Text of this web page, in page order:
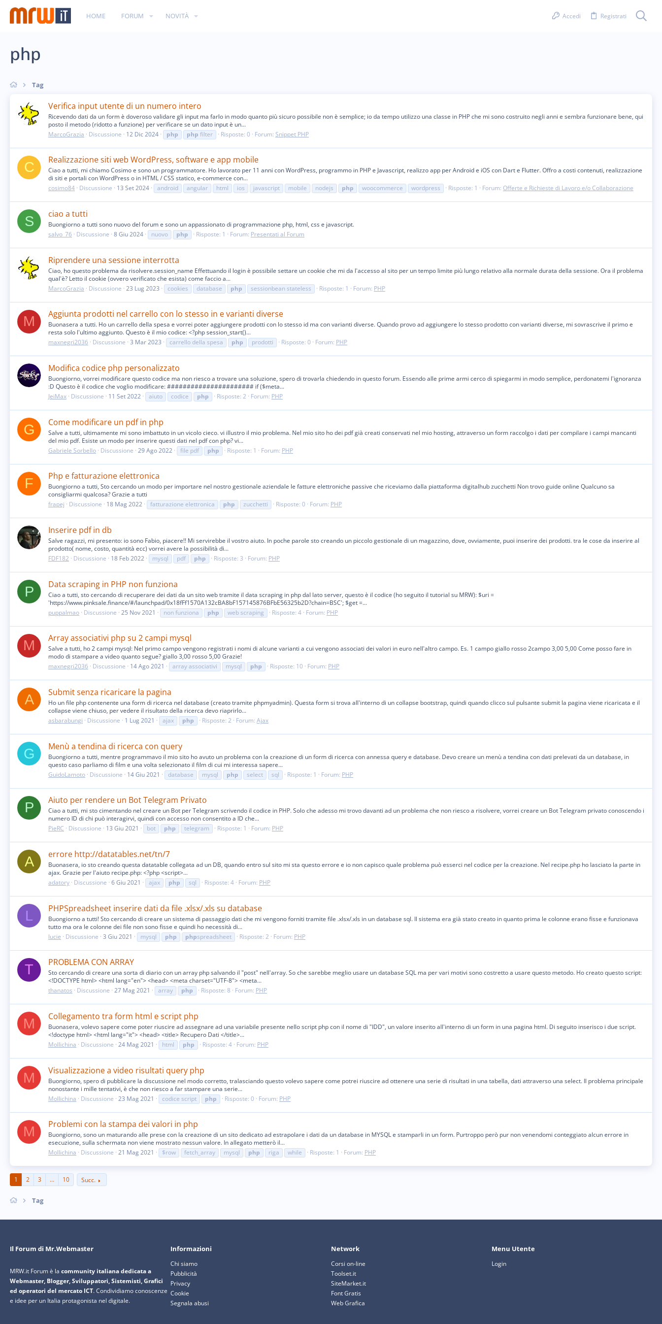
HOME FORUM NOVITÀ Accedi Registrati
php
Tag
Verifica input utente di un numero intero
Ricevendo dati da un form è doveroso validare gli input ma farlo in modo quanto più sicuro possibile non è semplice; io da tempo utilizzo una classe in PHP che mi sono costruito negli anni e sembra funzionare bene, qui
posto il metodo (ridotto a funzione) per verificare se un dato input è un...
MarcoGrazia
Discussione 12 Dic 2024 php php filter Risposte: 0 Forum: Snippet PHP
C Realizzazione siti web WordPress, software e app mobile
Ciao a tutti, mi chiamo Cosimo e sono un programmatore. Ho lavorato per 11 anni con WordPress, programmo in PHP e Javascript, realizzo app per Android e iOS con Dart e Flutter. Offro a costi contenuti, realizzazione
di siti e portali con WordPress o in HTML / CSS statico, e-commerce con...
cosimo84 Discussione 13 Set 2024 android angular html ios javascript mobile nodejs php woocommerce wordpress Risposte: 1 Forum: Offerte e Richieste di Lavoro e/o Collaborazione
S ciao a tutti
Buongiorno a tutti sono nuovo del forum e sono un appassionato di programmazione php, html, css e javascript.
salvo_76
Discussione 8 Giu 2024 nuovo php Risposte: 1 Forum: Presentati al Forum
Riprendere una sessione interrotta
Ciao, ho questo problema da risolvere.session_name Effettuando il login è possibile settare un cookie che mi da l'accesso al sito per un tempo limite più lungo relativo alla normale durata della sessione. Ora il problema
qual'è? Letto il cookie (ovvero verificato che esista) come faccio a...
MarcoGrazia
Discussione 23 Lug 2023 cookies database php sessionbean stateless Risposte: 1 Forum: PHP
M Aggiunta prodotti nel carrello con lo stesso in e varianti diverse
Buonasera a tutti. Ho un carrello della spesa e vorrei poter aggiungere prodotti con lo stesso id ma con varianti diverse. Quando provo ad aggiungere lo stesso prodotto con varianti diverse, mi sovrascrive il primo e
resta solo l'ultimo aggiunto. Questo è il mio codice: <?php session_start()...
maxnegri2036
Discussione 3 Mar 2023 carrello della spesa php prodotti Risposte: 0 Forum: PHP
Modifica codice php personalizzato
Buongiorno, vorrei modificare questo codice ma non riesco a trovare una soluzione, spero di trovarla chiedendo in questo forum. Essendo alle prime armi cerco di spiegarmi in modo semplice, perdonatemi l'ignoranza
:D Questo è il codice che voglio modificare: ###################### if ($meta...
JeiMax Discussione 11 Set 2022 aiuto codice php Risposte: 2 Forum: PHP
G Come modificare un pdf in php
Salve a tutti, ultimamente mi sono imbattuto in un vicolo cieco. vi illustro il mio problema. Nel mio sito ho dei pdf già creati conservati nel mio hosting, attraverso un form raccolgo i dati per compilare i campi mancanti
del mio pdf. Esiste un modo per inserire questi dati nel pdf con php? vi...
Gabriele Sorbello Discussione 29 Ago 2022 file pdf php Risposte: 1 Forum: PHP
F Php e fatturazione elettronica
Buongiorno a tutti, Sto cercando un modo per importare nel nostro gestionale aziendale le fatture elettroniche passive che riceviamo dalla piattaforma digitalhub zucchetti Non trovo guide online Qualcuno sa
consigliarmi qualcosa? Grazie a tutti
frapej
Discussione 18 Mag 2022 fatturazione elettronica php zucchetti Risposte: 0 Forum: PHP
Inserire pdf in db
Salve ragazzi, mi presento: io sono Fabio, piacere!! Mi servirebbe il vostro aiuto. In poche parole sto creando un piccolo gestionale di un magazzino, dove, ovviamente, puoi inserire dei prodotti. tra le cose da inserire al
prodotto( nome, costo, quantità ecc) vorrei avere la possibilità di...
FDF182
Discussione 18 Feb 2022 mysql pdf php Risposte: 3 Forum: PHP
P Data scraping in PHP non funziona
Ciao a tutti, sto cercando di recuperare dei dati da un sito web tramite il data scraping in php dal lato server, questo è il codice (ho seguito il tutorial su MRW): $uri =
'https://www.pinksale.finance/#/launchpad/0x18fFf1570A132cBA8bF157145876BFbE56325b2D?chain=BSC'; $get =...
puppalmao Discussione 25 Nov 2021 non funziona php web scraping Risposte: 4 Forum: PHP
M Array associativi php su 2 campi mysql
Salve a tutti, ho 2 campi mysql: Nel primo campo vengono registrati i nomi di alcune varianti a cui vengono associati dei valori in euro nell'altro campo. Es. 1 campo giallo rosso 2campo 3,00 5,00 Come posso fare in
modo di stampare a video quanto segue? giallo 3,00 rosso 5,00 Grazie!
maxnegri2036
Discussione 14 Ago 2021 array associativi mysql php Risposte: 10 Forum: PHP
A Submit senza ricaricare la pagina
Ho un file php contenente una form di ricerca nel database (creato tramite phpmyadmin). Questa form si trova all'interno di un collapse bootstrap, quindi quando clicco sul pulsante submit la pagina viene ricaricata e il
collapse viene chiuso, per vedere il risultato della ricerca devo riaprirlo...
asbarabungi
Discussione 1 Lug 2021 ajax php Risposte: 2 Forum: Ajax
G Menù a tendina di ricerca con query
Buongiorno a tutti, mentre programmavo il mio sito ho avuto un problema con la creazione di un form di ricerca con annessa query e database. Devo creare un menù a tendina con dati prelevati da un database, in
questo caso parliamo di film e una volta selezionato il film di cui mi interessa sapere...
GuidoLamoto Discussione 14 Giu 2021 database mysql php select sql Risposte: 1 Forum: PHP
P Aiuto per rendere un Bot Telegram Privato
Ciao a tutti, mi sto cimentando nel creare un Bot per Telegram scrivendo il codice in PHP. Solo che adesso mi trovo davanti ad un problema che non riesco a risolvere, vorrei creare un Bot Telegram privato conoscendo i
numero ID di chi può interagirvi, quindi con accesso non consentito a ID che...
PieRC
Discussione 13 Giu 2021 bot php telegram Risposte: 1 Forum: PHP
A errore http://datatables.net/tn/7
Buonasera, io sto creando questa datatable collegata ad un DB, quando entro sul sito mi sta questo errore e io non capisco quale problema può esserci nel codice per la creazione. Nel recipe.php ho lasciato la parte in
ajax. Grazie per l'aiuto recipe.php: <?php <script>...
adatory Discussione 6 Giu 2021 ajax php sql Risposte: 4 Forum: PHP
L PHPSpreadsheet inserire dati da file .xlsx/.xls su database
Buongiorno a tutti! Sto cercando di creare un sistema di passaggio dati che mi vengono forniti tramite file .xlsx/.xls in un database sql. Il sistema era già stato creato in quanto prima le colonne erano fisse e funzionava
tutto ma ora le colonne dei file non sono fisse e quindi ho necessità di...
lucie
Discussione 3 Giu 2021 mysql php phpspreadsheet Risposte: 2 Forum: PHP
T PROBLEMA CON ARRAY
Sto cercando di creare una sorta di diario con un array php salvando il "post" nell'array. So che sarebbe meglio usare un database SQL ma per vari motivi sono costretto a usare questo metodo. Ho creato questo script:
<!DOCTYPE html> <html lang="en"> <head> <meta charset="UTF-8"> <meta...
thanatos
Discussione 27 Mag 2021 array php Risposte: 8 Forum: PHP
M Collegamento tra form html e script php
Buonasera, volevo sapere come poter riuscire ad assegnare ad una variabile presente nello script php con il nome di "IDD", un valore inserito all'interno di un form in una pagina html. Di seguito inserisco i due script.
<!doctype html> <html lang="it"> <head> <title> Recupero Dati </title>...
Mollichina
Discussione 24 Mag 2021 html php Risposte: 4 Forum: PHP
M Visualizzazione a video risultati query php
Buongiorno, spero di pubblicare la discussione nel modo corretto, tralasciando questo volevo sapere come potrei riuscire ad ottenere una serie di risultati in una tabella, dati attraverso una select. Il problema principale
nonostante i mille tentativi, è che non riesco a far stampare una serie...
Mollichina
Discussione 23 Mag 2021 codice script php Risposte: 0 Forum: PHP
M Problemi con la stampa dei valori in php
Buongiorno, sono un maturando alle prese con la creazione di un sito dedicato ad estrapolare i dati da un database in MYSQL e stamparli in un form. Purtroppo però pur non venendomi conteggiato alcun errore in
esecuzione, sulla schermata non viene mostrato nessun valore. In allegato metterò il...
Mollichina
Discussione 21 Mag 2021 $row fetch_array mysql php riga while Risposte: 1 Forum: PHP
1 2 3 … 10 Succ.
Tag
Il Forum di Mr.Webmaster
MRW.it Forum è la community italiana dedicata a
Webmaster, Blogger, Sviluppatori, Sistemisti, Grafici
ed operatori del mercato ICT. Condividiamo conoscenze
e idee per un Italia protagonista nel digitale.
Informazioni
Chi siamo
Pubblicità
Privacy
Cookie
Segnala abusi
Network
Corsi on-line
Toolset.it
SiteMarket.it
Font Gratis
Web Grafica
Menu Utente
Login